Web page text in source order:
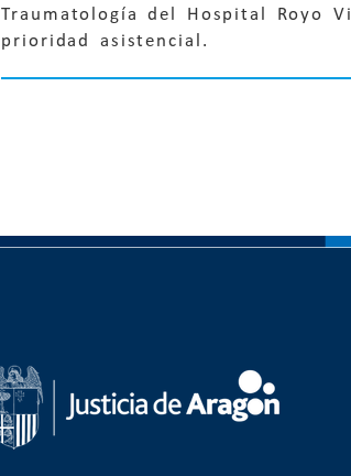
Traumatología del Hospital Royo
prioridad asistencial.